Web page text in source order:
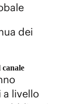
dei
canale
a livello